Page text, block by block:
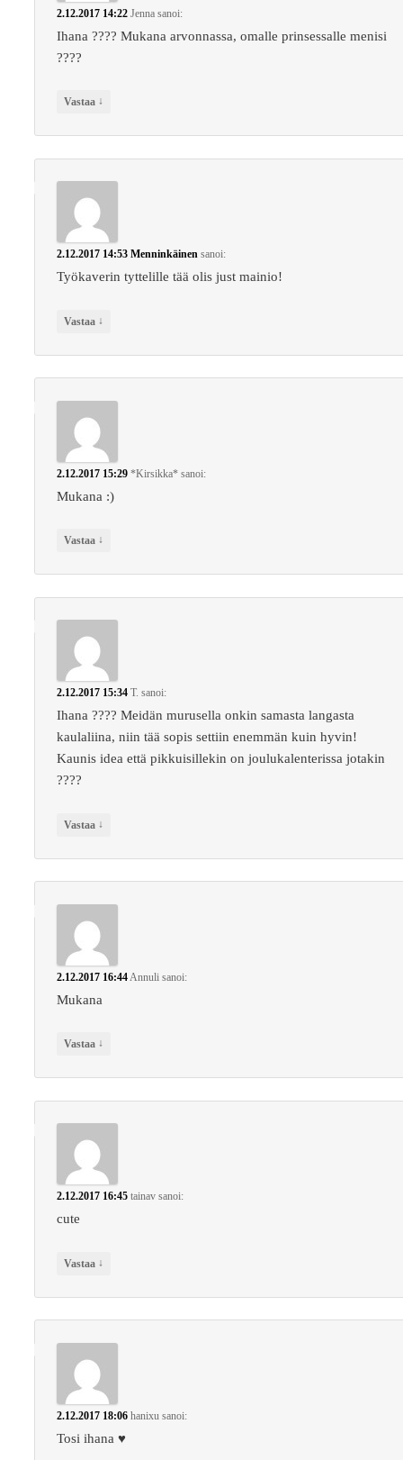
2.12.2017 14:22 Jenna sanoi:
Ihana ???? Mukana arvonnassa, omalle prinsessalle menisi
????
Vastaa ↓
2.12.2017 14:53 Menninkäinen sanoi:
Työkaverin tyttelille tää olis just mainio!
Vastaa ↓
2.12.2017 15:29 *Kirsikka* sanoi:
Mukana :)
Vastaa ↓
2.12.2017 15:34 T. sanoi:
Ihana ???? Meidän murusella onkin samasta langasta
kaulaliina, niin tää sopis settiin enemmän kuin hyvin!
Kaunis idea että pikkuisillekin on joulukalenterissa jotakin
????
Vastaa ↓
2.12.2017 16:44 Annuli sanoi:
Mukana
Vastaa ↓
2.12.2017 16:45 tainav sanoi:
cute
Vastaa ↓
2.12.2017 18:06 hanixu sanoi:
Tosi ihana ♥